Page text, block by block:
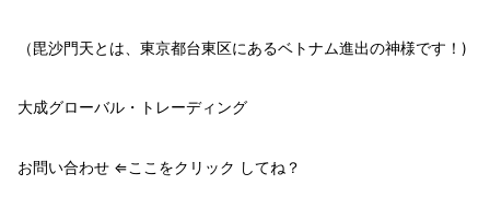
（毘沙門天とは、東京都台東区にあるベトナム進出の神様です！)
大成グローバル・トレーディング
お問い合わせ ⇐ここをクリック してね？